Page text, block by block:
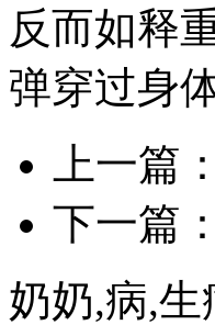
反而如释
弹穿过身
上一篇：
下一篇：
奶奶,病,